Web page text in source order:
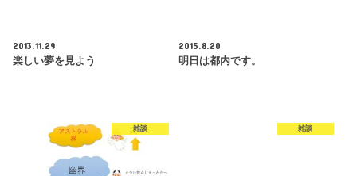
2013.11.29
楽しい夢を見よう
2015.8.20
明日は都内です。
雑談 雑談